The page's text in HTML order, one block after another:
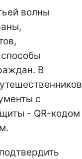
волны
В
с
- QR-кодом